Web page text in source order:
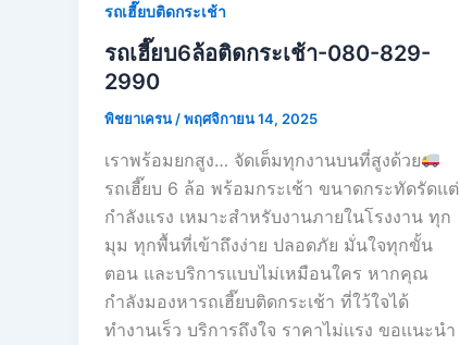
รถเฮี๊ยบติดกระเช้า
รถเฮี๊ยบ6ล้อติดกระเช้า-080-829-
2990
พิชยาเครน/พฤศจิกายน 14, 2025
เราพร้อมยกสูง… จัดเต็มทุกงานบนที่สูงด้วย
รถเฮี๊ยบ 6 ล้อ พร้อมกระเช้า ขนาดกระทัดรัดแต่
กำลังแรง เหมาะสำหรับงานภายในโรงงาน ทุก
มุม ทุกพื้นที่เข้าถึงง่าย ปลอดภัย มั่นใจทุกขั้น
ตอน และบริการแบบไม่เหมือนใคร หากคุณ
กำลังมองหารถเฮี๊ยบติดกระเช้า ที่ใว้ใจได้
ทำงานเร็ว บริการถึงใจ ราคาไม่เเรง ขอเเนะนำ